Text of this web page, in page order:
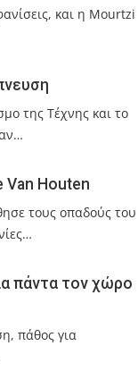
και η Mourtzi
της Τέχνης και το
Van Houten
τους οπαδούς του
πάντα τον χώρο
πάθος για